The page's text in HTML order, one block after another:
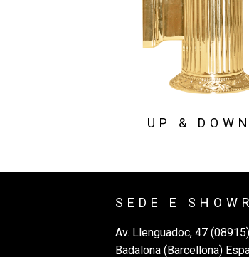
UP & DOWN
SEDE E
Av. Llenguadoc, 47 (08915)
Badalona (Barcellona)